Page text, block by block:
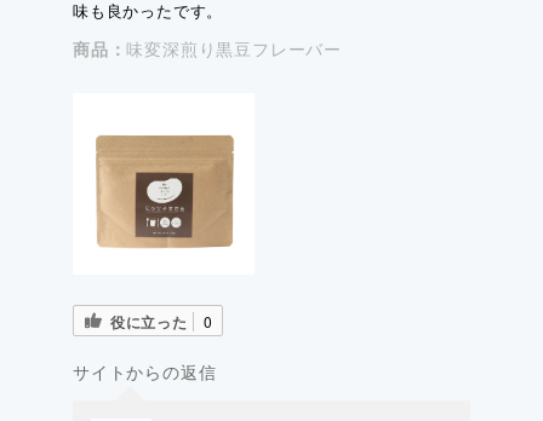
味も良かったです。
商品： 味変深煎り黒豆フレーバー
役に立った 0
サイトからの返信